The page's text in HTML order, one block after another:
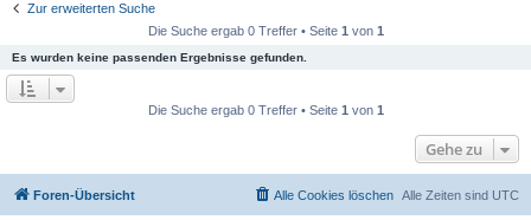
Zur erweiterten Suche
Die Suche ergab 0 Treffer • Seite 1 von 1
Es wurden keine passenden Ergebnisse gefunden.
Die Suche ergab 0 Treffer • Seite 1 von 1
Gehe zu
Foren-Übersicht Alle Zeiten sind UTC
Alle Cookies löschen